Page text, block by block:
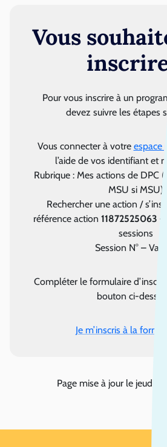
Vous
inscrire
Pour vous inscrire à un
devez suivre les étapes
Vous connecter à votre espace
l’aide de vos identifiant et
Rubrique : Mes actions de DPC
MSU si MSU)
Rechercher une action /
référence action 11872525063 –
sessions
Session N°–
Compléter le formulaire
bouton ci-
Je m’inscris à la
Page mise à jour le jeudi